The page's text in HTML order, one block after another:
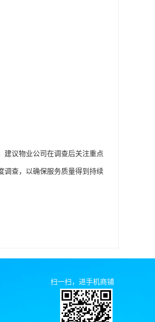
建议物业公司在调查后关注重点
调查，以确保服务质量得到持续
扫一扫，进手机商铺